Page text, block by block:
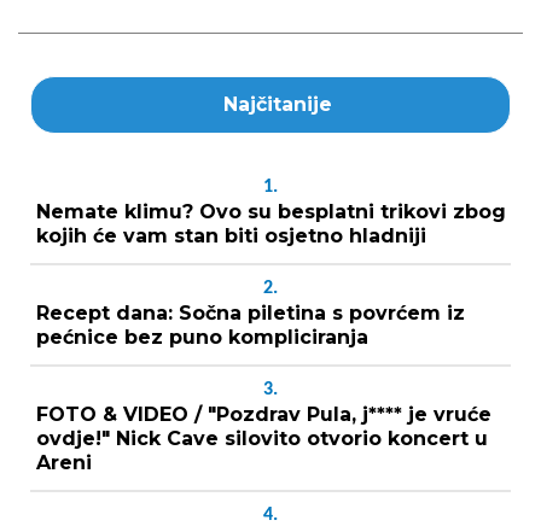
Najčitanije
1.
Nemate klimu? Ovo su besplatni trikovi zbog
kojih će vam stan biti osjetno hladniji
2.
Recept dana: Sočna piletina s povrćem iz
pećnice bez puno kompliciranja
3.
FOTO & VIDEO / "Pozdrav Pula, j**** je vruće
ovdje!" Nick Cave silovito otvorio koncert u
Areni
4.